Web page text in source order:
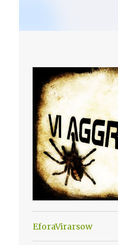
EforaVirarsow